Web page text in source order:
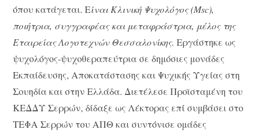
όπου κατάγεται. Είναι Κλινική Ψυχολόγος (Msc),
ποιήτρια, συγγραφέας και μεταφράστρια, μέλος της
Εταιρείας Λογοτεχνών Θεσσαλονίκης. Εργάστηκε ως
ψυχολόγος-ψυχοθεραπεύτρια σε δημόσιες μονάδες
Εκπαίδευσης, Αποκατάστασης και Ψυχικής Υγείας στη
Σουηδία και στην Ελλάδα. Διετέλεσε Προϊσταμένη του
ΚΕΔΔΥ Σερρών, δίδαξε ως Λέκτορας επί συμβάσει στο
ΤΕΦΑ Σερρών του ΑΠΘ και συντόνισε ομάδες